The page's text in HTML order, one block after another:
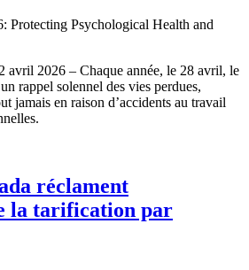
avril 2026 – Chaque année, le 28 avril, le
rappel solennel des vies perdues,
jamais en raison d’accidents au travail
réclament
la tarification par